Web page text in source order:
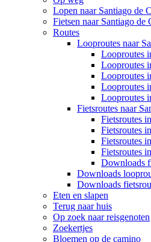
Lopen naar Santiago de
Fietsen naar Santiago de
Routes
Looproutes naar
Looproutes
Looproutes
Looproutes
Looproutes
Looproutes
Fietsroutes naar
Fietsroutes
Fietsroutes
Fietsroutes
Fietsroutes
Downloads
Downloads
Downloads
Eten en slapen
Terug naar huis
Op zoek naar reisgenoten
Zoekertjes
Bloemen op de camino